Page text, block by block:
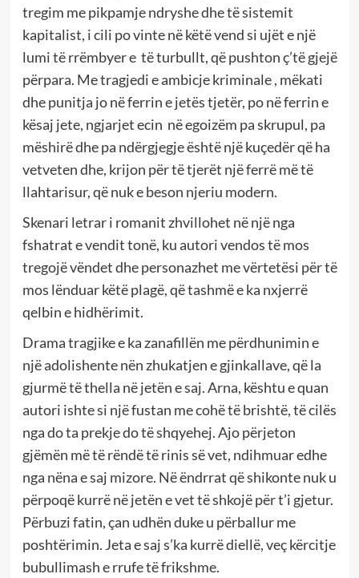
tregim me pikpamje ndryshe dhe të sistemit
kapitalist, i cili po vinte në këtë vend si ujët e një
lumi të rrëmbyer e të turbullt, që pushton ç’të gjejë
përpara. Me tragjedi e ambicje kriminale , mëkati
dhe punitja jo në ferrin e jetës tjetër, po në ferrin e
kësaj jete, ngjarjet ecin në egoizëm pa skrupul, pa
mëshirë dhe pa ndërgjegje është një kuçedër që ha
vetveten dhe, krijon për të tjerët një ferrë më të
llahtarisur, që nuk e beson njeriu modern.
Skenari letrar i romanit zhvillohet në një nga
fshatrat e vendit tonë, ku autori vendos të mos
tregojë vëndet dhe personazhet me vërtetësi për të
mos lënduar këtë plagë, që tashmë e ka nxjerrë
qelbin e hidhërimit.
Drama tragjike e ka zanafillën me përdhunimin e
një adolishente nën zhukatjen e gjinkallave, që la
gjurmë të thella në jetën e saj. Arna, kështu e quan
autori ishte si një fustan me cohë të brishtë, të cilës
nga do ta prekje do të shqyehej. Ajo përjeton
gjëmën më të rëndë të rinis së vet, ndihmuar edhe
nga nëna e saj mizore. Në ëndrrat që shikonte nuk u
përpoqë kurrë në jetën e vet të shkojë për t’i gjetur.
Përbuzi fatin, çan udhën duke u përballur me
poshtërimin. Jeta e saj s’ka kurrë diellë, veç kërcitje
bubullimash e rrufe të frikshme.